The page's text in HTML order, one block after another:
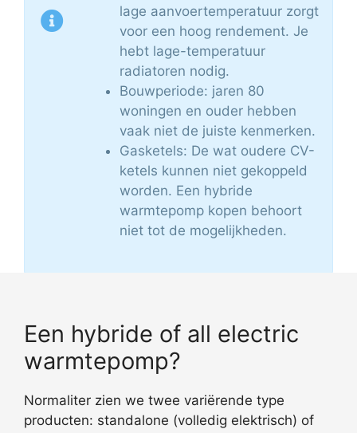
lage aanvoertemperatuur zorgt
voor een hoog rendement. Je
hebt lage-temperatuur
radiatoren nodig.
Bouwperiode: jaren 80
woningen en ouder hebben
vaak niet de juiste kenmerken.
Gasketels: De wat oudere CV-
ketels kunnen niet gekoppeld
worden. Een hybride
warmtepomp kopen behoort
niet tot de mogelijkheden.
Een hybride of all electric
warmtepomp?
Normaliter zien we twee variërende type
producten: standalone (volledig elektrisch) of